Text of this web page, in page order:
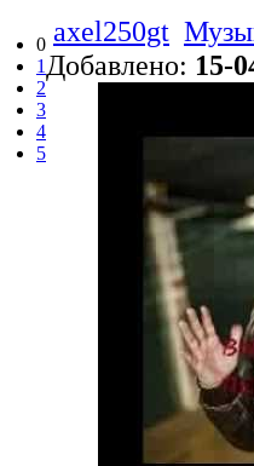
0
1
2
3
4
5
axel250gt
Добавлено: 15-